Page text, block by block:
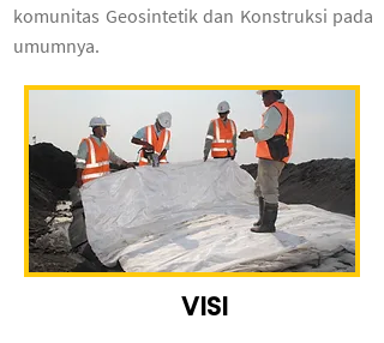
komunitas Geosintetik dan Konstruksi pada
umumnya.
VISI